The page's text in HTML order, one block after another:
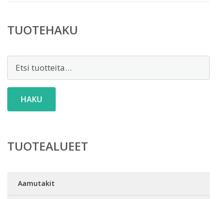
TUOTEHAKU
Etsi:
HAKU
TUOTEALUEET
Aamutakit